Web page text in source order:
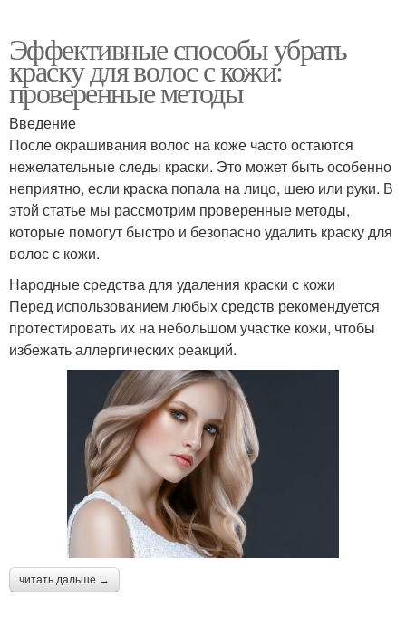
Эффективные способы убрать
краску для волос с кожи:
проверенные методы
Введение
После окрашивания волос на коже часто остаются
нежелательные следы краски. Это может быть особенно
неприятно, если краска попала на лицо, шею или руки. В
этой статье мы рассмотрим проверенные методы,
которые помогут быстро и безопасно удалить краску для
волос с кожи.
Народные средства для удаления краски с кожи
Перед использованием любых средств рекомендуется
протестировать их на небольшом участке кожи, чтобы
избежать аллергических реакций.
читать дальше →